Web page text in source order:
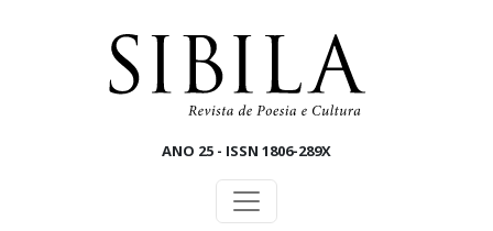
ANO 25 - ISSN 1806-289X